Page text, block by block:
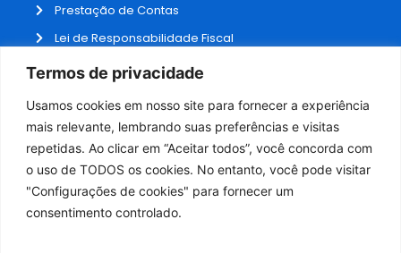
Termos de privacidade
Usamos cookies em nosso site para fornecer a experiência
mais relevante, lembrando suas preferências e visitas
repetidas. Ao clicar em “Aceitar todos”, você concorda com
o uso de TODOS os cookies. No entanto, você pode visitar
"Configurações de cookies" para fornecer um
consentimento controlado.
Prestação de Contas
Lei de Responsabilidade Fiscal
Receitas e Despesas
Fale Conosco
ADMINISTRAÇÃO
Webmail